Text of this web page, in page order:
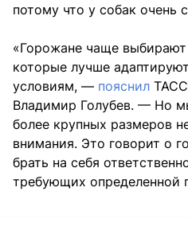
потому что у собак очень
«Горожане чаще
которые лучше
условиям, — пояснил
Владимир Голубев. — Но
более крупных размеров
внимания. Это говорит о
брать на себя
требующих определенной